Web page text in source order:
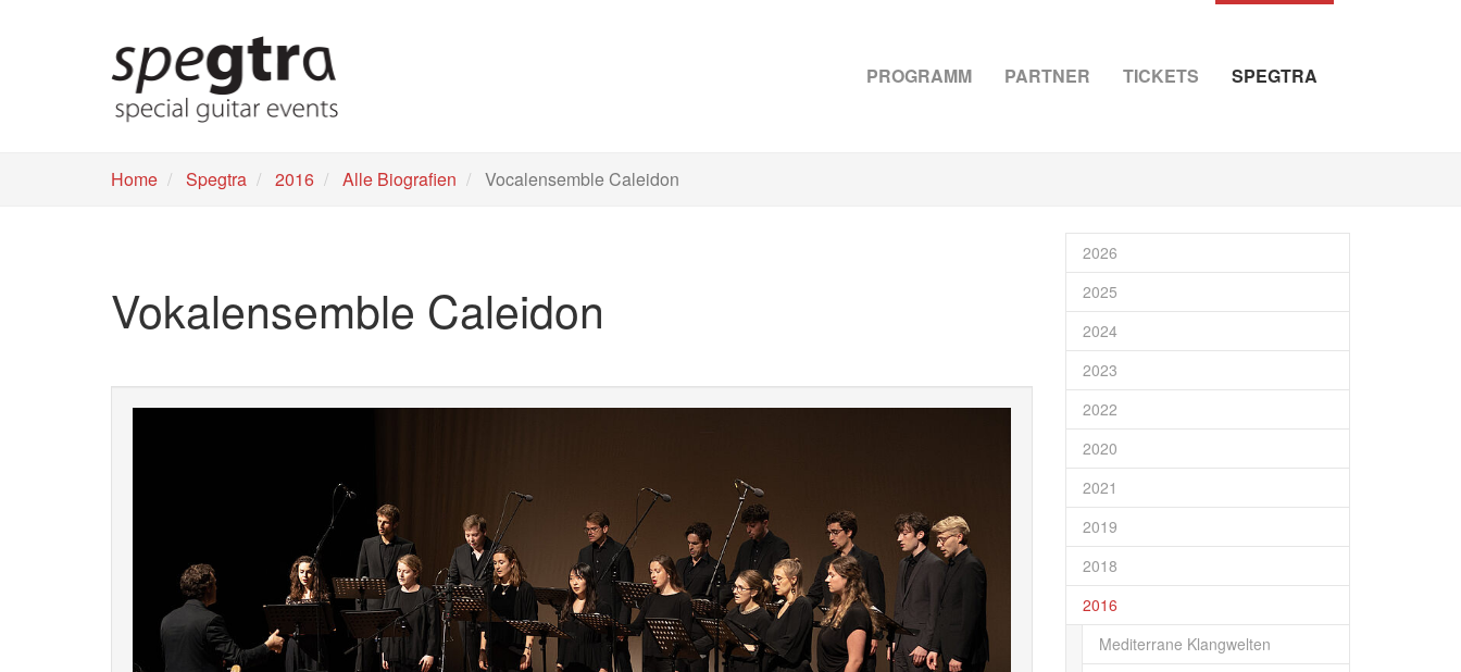
PROGRAMM PARTNER TICKETS SPEGTRA
Home Spegtra 2016 Alle Biografien Vocalensemble Caleidon
Vokalensemble Caleidon
2026
2025
2024
2023
2022
2020
2021
2019
2018
2016
Mediterrane Klangwelten